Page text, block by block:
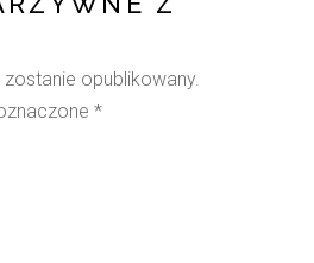
opublikowany.
*